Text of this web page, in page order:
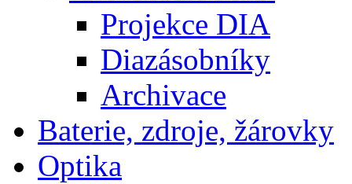
Projekce DIA
Diazásobníky
Archivace
Baterie, zdroje, žárovky
Optika